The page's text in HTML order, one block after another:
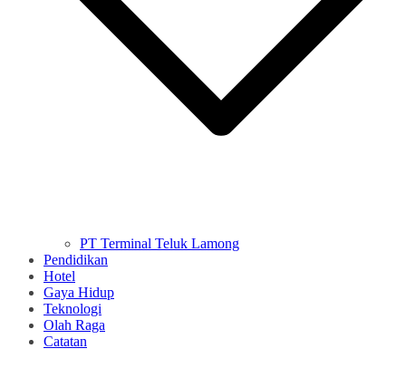
PT Terminal Teluk Lamong
Pendidikan
Hotel
Gaya Hidup
Teknologi
Olah Raga
Catatan